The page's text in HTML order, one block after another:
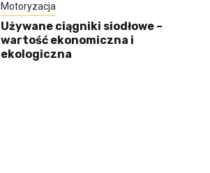
Motoryzacja
Używane ciągniki siodłowe –
wartość ekonomiczna i
ekologiczna